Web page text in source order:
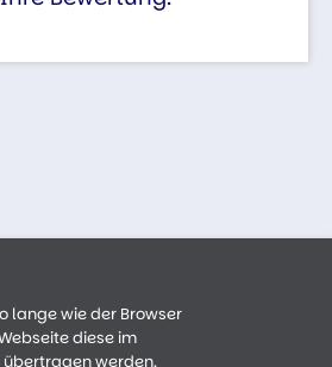
lange wie der Browser
diese im
übertragen werden.